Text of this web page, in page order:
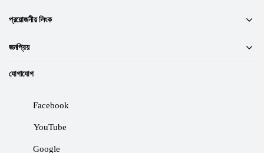
প্রয়োজনীয় লিংক
জনপ্রিয়
যোগাযোগ
Facebook
YouTube
Google